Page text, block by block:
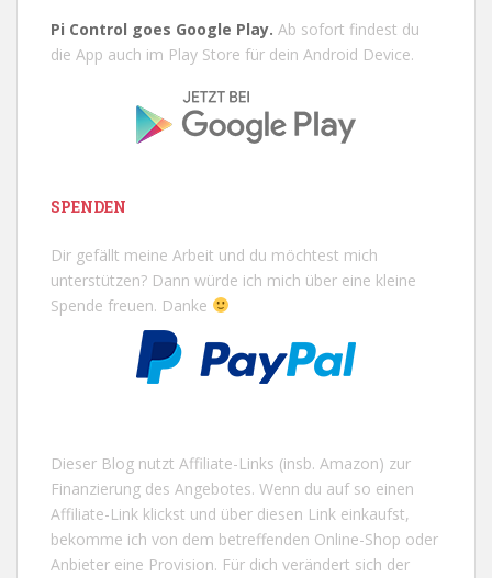
Pi Control goes Google Play. Ab sofort findest du
die App auch im Play Store für dein Android Device.
SPENDEN
Dir gefällt meine Arbeit und du möchtest mich
unterstützen? Dann würde ich mich über eine kleine
Spende freuen. Danke
Dieser Blog nutzt Affiliate-Links (insb. Amazon) zur
Finanzierung des Angebotes. Wenn du auf so einen
Affiliate-Link klickst und über diesen Link einkaufst,
bekomme ich von dem betreffenden Online-Shop oder
Anbieter eine Provision. Für dich verändert sich der